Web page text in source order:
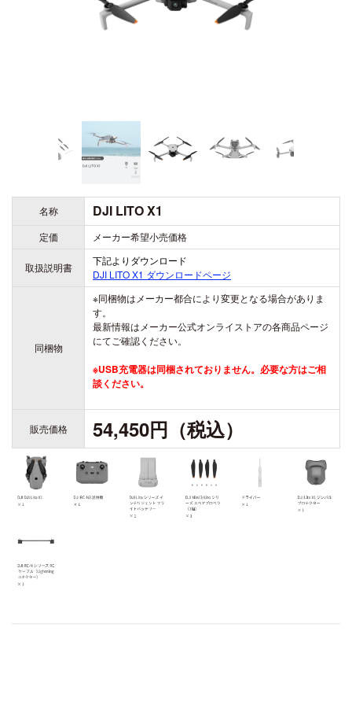
DJI LITO シリーズ
DJI AVATA シリーズ
DJI AVATA 360
DJI AVATA 2
DJI FPV
DJI NEO
DJI NEO 2
DJI NEO
DJI ACTION シリーズ
OSMO ACTION 6
DJI OSMO 360
OSMO 360
DJI NANO
DJI OSMO NANO
DJI RC シリーズ
DJI RS 5
DJI RS 4
DJI RS 3
名称 DJI LITO X1
定価 メーカー希望小売価格
取扱説明書
下記よりダウンロード
DJI LITO X1 ダウンロードページ
同梱物
※同梱物はメーカー都合により変更となる場合がありま
す。
最新情報はメーカー公式オンライストアの各商品ページ
にてご確認ください。
※USB充電器は同梱されておりません。必要な方はご相
談ください。
販売価格 54,450円（税込）